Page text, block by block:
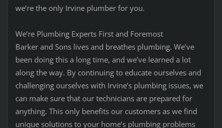
we’re the only Irvine plumber for you.
We’re Plumbing Experts First and Foremost
Barker and Sons lives and breathes plumbing. We’ve
been doing this a long time, and we’ve learned a lot
along the way. By continuing to educate ourselves and
challenging ourselves with Irvine’s plumbing issues, we
can make sure that our technicians are prepared for
anything. This only benefits our customers as we find
unique solutions to your home’s plumbing problems